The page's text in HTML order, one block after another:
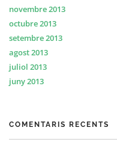
novembre 2013
octubre 2013
setembre 2013
agost 2013
juliol 2013
juny 2013
COMENTARIS RECENTS